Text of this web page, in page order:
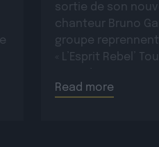
sortie de son
chanteur Bruno
groupe
« L’Esprit Rebel’
une énergie
Read more